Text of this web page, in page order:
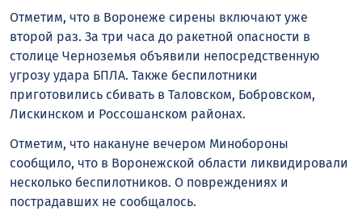
Отметим, что в Воронеже сирены включают уже
второй раз. За три часа до ракетной опасности в
столице Черноземья объявили непосредственную
угрозу удара БПЛА. Также беспилотники
приготовились сбивать в Таловском, Бобровском,
Лискинском и Россошанском районах.
Отметим, что накануне вечером Минобороны
сообщило, что в Воронежской области ликвидировали
несколько беспилотников. О повреждениях и
пострадавших не сообщалось.